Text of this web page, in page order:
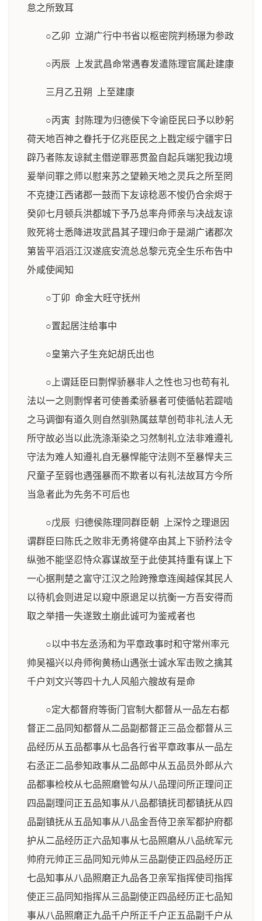
怠之所致耳
○乙卯 立湖广行中书省以枢密院判杨璟为参政
○丙辰 上发武昌命常遇春发遣陈理官属赴建康
三月乙丑朔 上至建康
○丙寅 封陈理为归德侯下令谕臣民曰予以眇躬
荷天地百神之眷托于亿兆臣民之上戡定绥宁疆宇日
辟乃者陈友谅弑主僭逆罪恶贯盈自起兵端犯我边境
爰举问罪之师以慰来苏之望赖天地之灵兵之所至罔
不克捷江西诸郡一鼓而下友谅稔恶不悛仍合余烬于
癸卯七月顿兵洪都城下予乃总率舟师亲与决战友谅
败死将士悉降进攻武昌其子理归命于是湖广诸郡次
第皆平滔滔江汉遂底安流总总黎元克全生乐布告中
外咸使闻知
○丁卯 命金大旺守抚州
○置起居注给事中
○皇第六子生充妃胡氏出也
○上谓廷臣曰剽悍骄暴非人之性也习也苟有礼
法以一之则剽悍者可使善柔骄暴者可使循帖若踶啮
之马调御有道久则自然驯熟属兹草创苟非礼法人无
所守故必当以此洗涤渐染之习然制礼立法非难遵礼
守法为难人知遵礼自无暴悍能守法则不至暴悍夫三
尺童子至弱也遇强暴而不欺者以有礼法故耳方今所
当急者此为先务不可后也
○戊辰 归德侯陈理同群臣朝 上深怜之理退因
谓群臣曰陈氏之败非无勇将健卒由其上下骄矜法令
纵弛不能坚忍恃众寡谋故至于此使其持重有谋上下
一心据荆楚之富守江汉之险跨豫章连闽越保其民人
以待机会则进足以窥中原退足以抗衡一方吾安得而
取之举措一失遂致土崩此诚可为鉴戒者也
○以中书左丞汤和为平章政事时和守常州率元
帅吴福兴以舟师徇黄杨山遇张士诚水军击败之擒其
千户刘文兴等四十九人风船六艘故有是命
○定大都督府等衙门官制大都督从一品左右都
督正二品同知都督从二品副都督正三品佥都督从三
品经历从五品都事从七品各行省平章政事从一品左
右丞正二品参知政事从二品郎中从五品员外郎从六
品都事检校从七品照磨管勾从八品理问所正理问正
四品副理问正五品知事从八品都镇抚司都镇抚从四
品副镇抚从五品知事从八品金吾侍卫亲军都护府都
护从二品经历正六品知事从七品照磨从八品统军元
帅府元帅正三品同知元帅从三品副使正四品经历正
七品知事从八品照磨正九品各卫亲军指挥使司指挥
使正三品同知指挥从三品副使正四品经历正七品知
事从八品照磨正九品千户所正千户正五品副千户从